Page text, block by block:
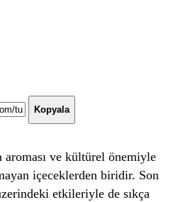
Kopyala
ve kültürel önemiyle
içeceklerden biridir. Son
etkileriyle de sıkça